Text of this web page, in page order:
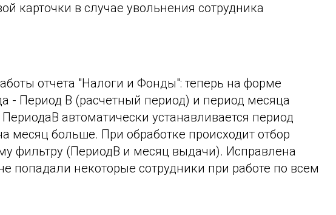
карточки в случае увольнения сотрудника
отчета "Налоги и Фонды": теперь на форме
- Период В (расчетный период) и период месяца
автоматически устанавливается период
месяц больше. При обработке происходит отбор
фильтру (ПериодВ и месяц выдачи). Исправлена
попадали некоторые сотрудники при работе по всем